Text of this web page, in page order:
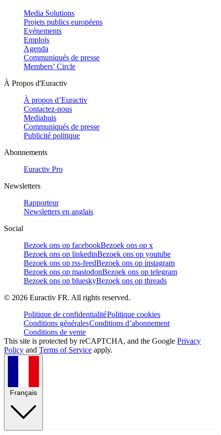
Media Solutions
Projets publics européens
Evénements
Emplois
Agenda
Communiqués de presse
Members’ Circle
À Propos d'Euractiv
À propos d’Euractiv
Contactez-nous
Mediahuis
Communiqués de presse
Publicité politique
Abonnements
Euractiv Pro
Newsletters
Rapporteur
Newsletters en anglais
Social
Bezoek ons op facebookBezoek ons op x
Bezoek ons op linkedinBezoek ons op youtube
Bezoek ons op rss-feedBezoek ons op instagram
Bezoek ons op mastodonBezoek ons op telegram
Bezoek ons op blueskyBezoek ons op threads
© 2026 Euractiv FR. All rights reserved.
Politique de confidentialitéPolitique cookies
Conditions généralesConditions d’abonnement
Conditions de vente
This site is protected by reCAPTCHA, and the Google Privacy
Policy and Terms of Service apply.
Français